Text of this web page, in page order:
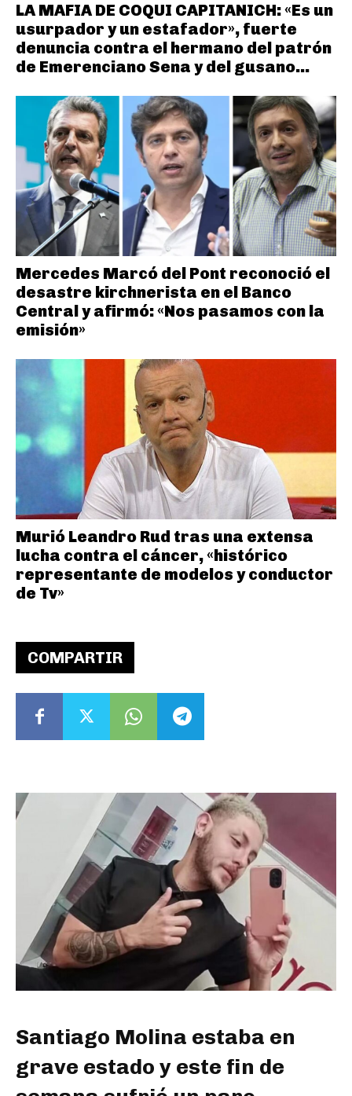
COMPARTIR
Santiago Molina estaba en
grave estado y este fin de
LA MAFIA DE COQUI CAPITANICH: «Es un
usurpador y un estafador», fuerte
denuncia contra el hermano del patrón
de Emerenciano Sena y del gusano...
Mercedes Marcó del Pont reconoció el
desastre kirchnerista en el Banco
Central y afirmó: «Nos pasamos con la
emisión»
Murió Leandro Rud tras una extensa
lucha contra el cáncer, «histórico
representante de modelos y conductor
de Tv»